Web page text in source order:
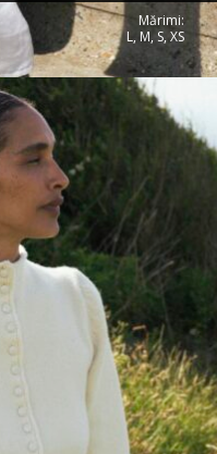
Mărimi:
L, M, S, XS